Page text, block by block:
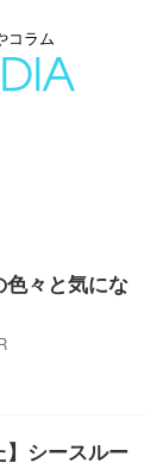
コラム
色々と気にな
】シースルー